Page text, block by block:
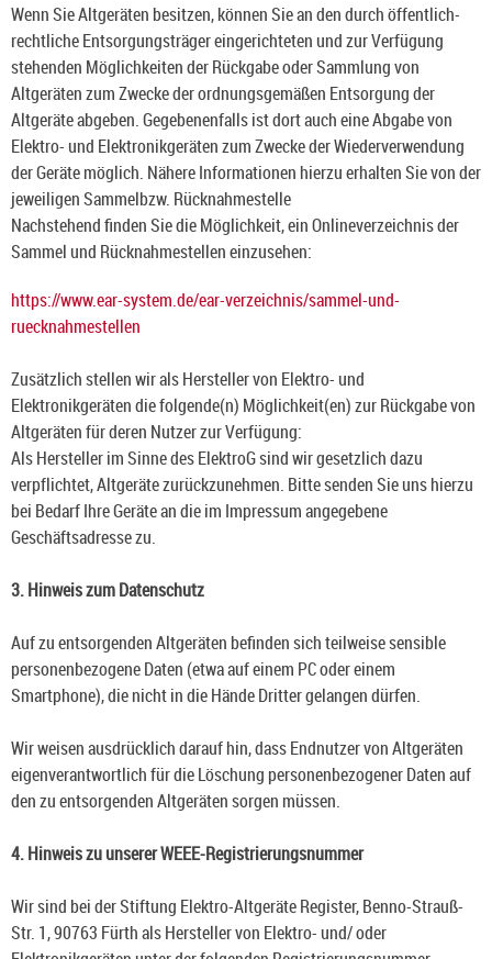
Wenn Sie Altgeräten besitzen, können Sie an den durch öffentlich-
rechtliche Entsorgungsträger eingerichteten und zur Verfügung
stehenden Möglichkeiten der Rückgabe oder Sammlung von
Altgeräten zum Zwecke der ordnungsgemäßen Entsorgung der
Altgeräte abgeben. Gegebenenfalls ist dort auch eine Abgabe von
Elektro- und Elektronikgeräten zum Zwecke der Wiederverwendung
der Geräte möglich. Nähere Informationen hierzu erhalten Sie von der
jeweiligen Sammelbzw. Rücknahmestelle
Nachstehend finden Sie die Möglichkeit, ein Onlineverzeichnis der
Sammel und Rücknahmestellen einzusehen:
https://www.ear-system.de/ear-verzeichnis/sammel-und-
ruecknahmestellen
Zusätzlich stellen wir als Hersteller von Elektro- und
Elektronikgeräten die folgende(n) Möglichkeit(en) zur Rückgabe von
Altgeräten für deren Nutzer zur Verfügung:
Als Hersteller im Sinne des ElektroG sind wir gesetzlich dazu
verpflichtet, Altgeräte zurückzunehmen. Bitte senden Sie uns hierzu
bei Bedarf Ihre Geräte an die im Impressum angegebene
Geschäftsadresse zu.
3. Hinweis zum Datenschutz
Auf zu entsorgenden Altgeräten befinden sich teilweise sensible
personenbezogene Daten (etwa auf einem PC oder einem
Smartphone), die nicht in die Hände Dritter gelangen dürfen.
Wir weisen ausdrücklich darauf hin, dass Endnutzer von Altgeräten
eigenverantwortlich für die Löschung personenbezogener Daten auf
den zu entsorgenden Altgeräten sorgen müssen.
4. Hinweis zu unserer WEEE-Registrierungsnummer
Wir sind bei der Stiftung Elektro-Altgeräte Register, Benno-Strauß-
Str. 1, 90763 Fürth als Hersteller von Elektro- und/ oder